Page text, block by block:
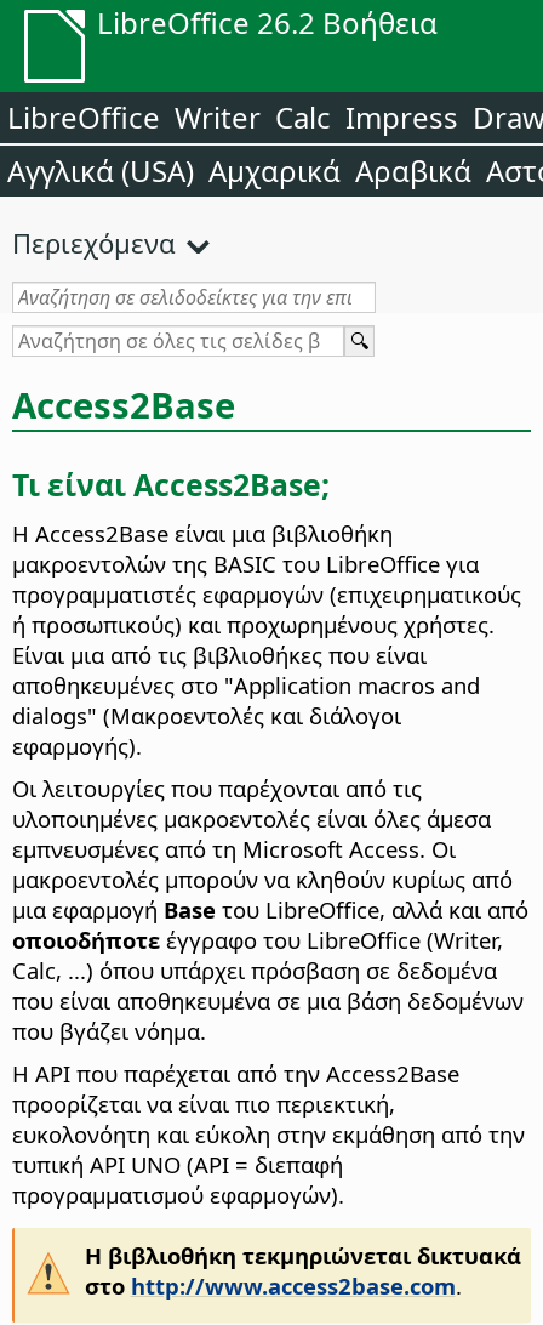
LibreOffice 26.2 Βοήθεια
LibreOffice Writer Calc Impress
Αγγλικά (USA) Αμχαρικά Αραβικά
Περιεχόμενα
Access2Base
Τι είναι Access2Base;
Η Access2Base είναι μια βιβλιοθήκη
μακροεντολών της BASIC του LibreOffice για
προγραμματιστές εφαρμογών (επιχειρηματικούς
ή προσωπικούς) και προχωρημένους χρήστες.
Είναι μια από τις βιβλιοθήκες που είναι
αποθηκευμένες στο "Application macros and
dialogs" (Μακροεντολές και διάλογοι
εφαρμογής).
Οι λειτουργίες που παρέχονται από τις
υλοποιημένες μακροεντολές είναι όλες άμεσα
εμπνευσμένες από τη Microsoft Access. Οι
μακροεντολές μπορούν να κληθούν κυρίως από
μια εφαρμογή Base του LibreOffice, αλλά και από
οποιοδήποτε έγγραφο του LibreOffice (Writer,
Calc, ...) όπου υπάρχει πρόσβαση σε δεδομένα
που είναι αποθηκευμένα σε μια βάση δεδομένων
που βγάζει νόημα.
Η API που παρέχεται από την Access2Base
προορίζεται να είναι πιο περιεκτική,
ευκολονόητη και εύκολη στην εκμάθηση από την
τυπική API UNO (API = διεπαφή
προγραμματισμού εφαρμογών).
Η βιβλιοθήκη τεκμηριώνεται δικτυακά
στο http://www.access2base.com.